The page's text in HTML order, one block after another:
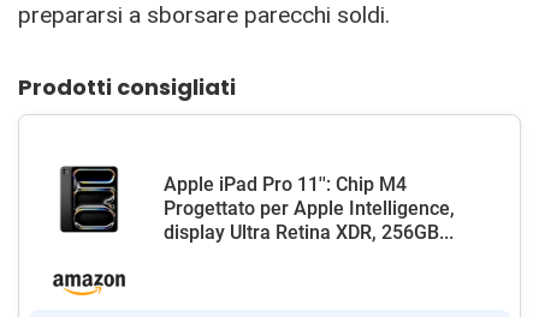
prepararsi a sborsare parecchi soldi.
Prodotti consigliati
Apple iPad Pro 11'': Chip M4
Progettato per Apple Intelligence,
display Ultra Retina XDR, 256GB...